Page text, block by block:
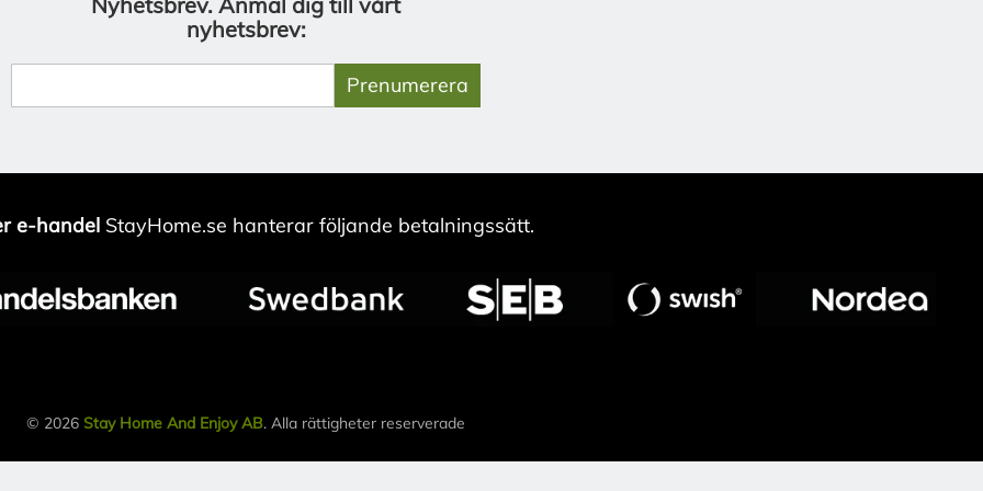
nyhetsbrev:
Prenumerera
e-handelStayHome.se hanterar följande betalningssätt.
© 2026 Stay Home And Enjoy AB. Alla rättigheter reserverade